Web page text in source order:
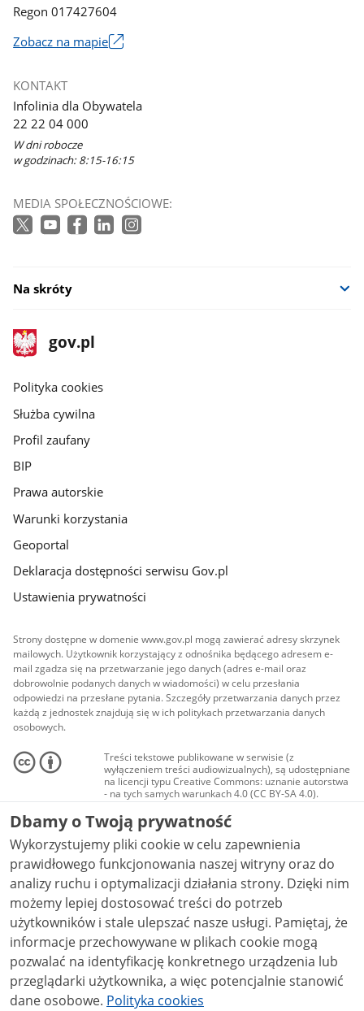
Regon 017427604
Zobacz na mapie
się
w
nowym
oknie
KONTAKT
Infolinia dla Obywatela
22 22 04 000
W dni robocze
w godzinach: 8:15-16:15
MEDIA SPOŁECZNOŚCIOWE:
Na skróty
stopka
gov.pl
Strona
gov.pl
gov.pl
Polityka cookies
Służba cywilna
Profil zaufany
BIP
Prawa autorskie
Warunki korzystania
Geoportal
Deklaracja dostępności serwisu Gov.pl
Ustawienia prywatności
Strony dostępne w domenie www.gov.pl mogą zawierać adresy skrzynek
mailowych. Użytkownik korzystający z odnośnika będącego adresem e-
mail zgadza się na przetwarzanie jego danych (adres e-mail oraz
dobrowolnie podanych danych w wiadomości) w celu przesłania
odpowiedzi na przesłane pytania. Szczegóły przetwarzania danych przez
każdą z jednostek znajdują się w ich politykach przetwarzania danych
osobowych.
Treści tekstowe publikowane w serwisie (z
wyłączeniem treści audiowizualnych), są udostępniane
na licencji typu Creative Commons: uznanie autorstwa
- na tych samych warunkach 4.0 (CC BY-SA 4.0).
Materiały audiowizualne, w tym zdjęcia, materiały
audio i wideo, są udostępniane na licencji typu
Creative Commons: uznanie autorstwa użycie
niekomercyjne - bez utworów zależnych 4.0 (CC BY-
NC-ND 4.0), o ile nie jest to stwierdzone inaczej.
Dbamy o Twoją prywatność
Wykorzystujemy pliki cookie w celu zapewnienia
prawidłowego funkcjonowania naszej witryny oraz do
analizy ruchu i optymalizacji działania strony. Dzięki nim
możemy lepiej dostosować treści do potrzeb
użytkowników i stale ulepszać nasze usługi. Pamiętaj, że
informacje przechowywane w plikach cookie mogą
pozwalać na identyfikację konkretnego urządzenia lub
przeglądarki użytkownika, a więc potencjalnie stanowić
dane osobowe. Polityka cookies